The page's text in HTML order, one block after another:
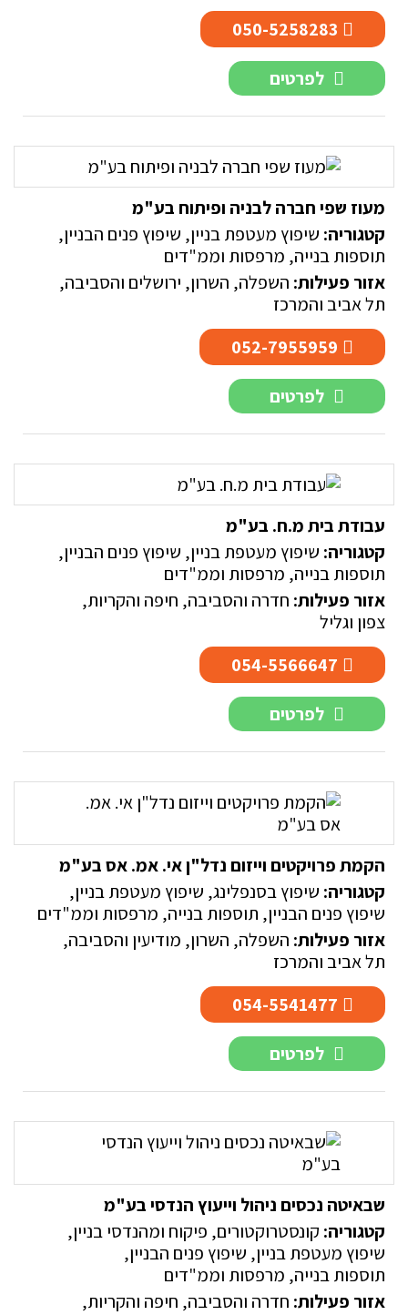
050-5258283
לפרטים
מעוז שפי חברה לבניה ופיתוח בע"מ
קטגוריה: שיפוץ מעטפת בניין, שיפוץ פנים הבניין,
תוספות בנייה, מרפסות וממ"דים
אזור פעילות: השפלה, השרון, ירושלים והסביבה,
תל אביב והמרכז
052-7955959
לפרטים
עבודת בית מ.ח. בע"מ
קטגוריה: שיפוץ מעטפת בניין, שיפוץ פנים הבניין,
תוספות בנייה, מרפסות וממ"דים
אזור פעילות: חדרה והסביבה, חיפה והקריות,
צפון וגליל
054-5566647
לפרטים
הקמת פרויקטים וייזום נדל"ן אי. אמ. אס בע"מ
קטגוריה: שיפוץ בסנפלינג, שיפוץ מעטפת בניין,
שיפוץ פנים הבניין, תוספות בנייה, מרפסות וממ"דים
אזור פעילות: השפלה, השרון, מודיעין והסביבה,
תל אביב והמרכז
054-5541477
לפרטים
שבאיטה נכסים ניהול וייעוץ הנדסי בע"מ
קטגוריה: קונסטרוקטורים, פיקוח ומהנדסי בניין,
שיפוץ מעטפת בניין, שיפוץ פנים הבניין,
תוספות בנייה, מרפסות וממ"דים
אזור פעילות: חדרה והסביבה, חיפה והקריות,